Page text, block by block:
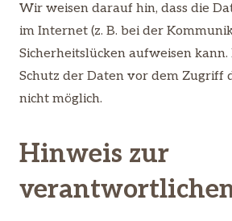
Wir weisen darauf hin, dass die
im Internet (z. B. bei der
Sicherheitslücken aufweisen kann.
Schutz der Daten vor dem Zugriff
nicht möglich.
Hinweis zur